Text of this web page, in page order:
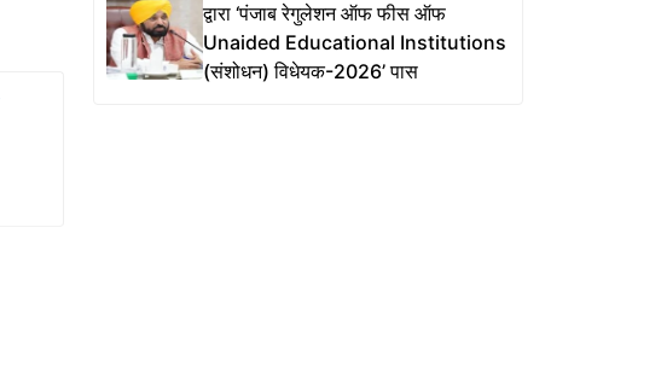
द्वारा ‘पंजाब रेगुलेशन ऑफ फीस ऑफ
Unaided Educational Institutions
(संशोधन) विधेयक-2026’ पास